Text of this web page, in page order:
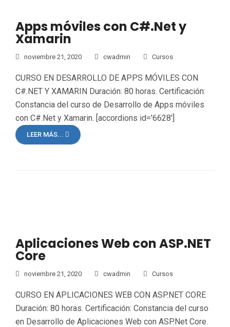
Apps móviles con C#.Net y
Xamarin
noviembre 21, 2020 cwadmin Cursos
CURSO EN DESARROLLO DE APPS MÓVILES CON
C#.NET Y XAMARIN Duración: 80 horas. Certificación:
Constancia del curso de Desarrollo de Apps móviles
con C#.Net y Xamarin. [accordions id='6628']
LEER MÁS...
Aplicaciones Web con ASP.NET
Core
noviembre 21, 2020 cwadmin Cursos
CURSO EN APLICACIONES WEB CON ASP.NET CORE
Duración: 80 horas. Certificación: Constancia del curso
en Desarrollo de Aplicaciones Web con ASP.Net Core.